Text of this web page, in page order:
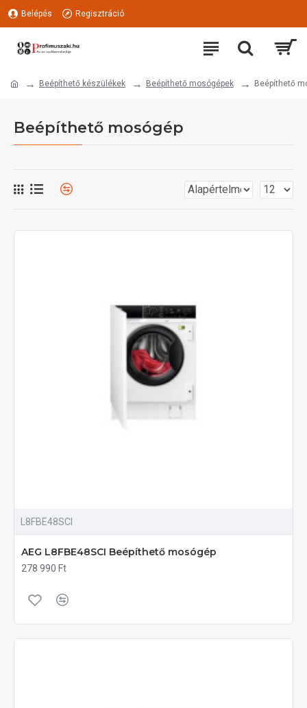
Belépés Regisztráció
Beépíthető készülékek Beépíthető mosógépek Beépíthető
Beépíthető mosógép
L8FBE48SCI
AEG L8FBE48SCI Beépíthető mosógép
278 990 Ft